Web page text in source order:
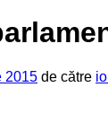
2015 de către